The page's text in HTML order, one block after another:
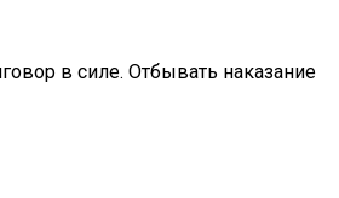
в силе. Отбывать наказание